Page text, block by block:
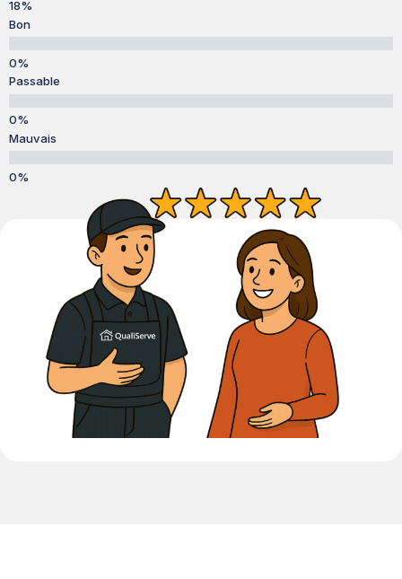
Bon
Passable
Mauvais